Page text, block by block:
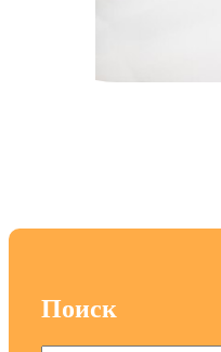
Поиск